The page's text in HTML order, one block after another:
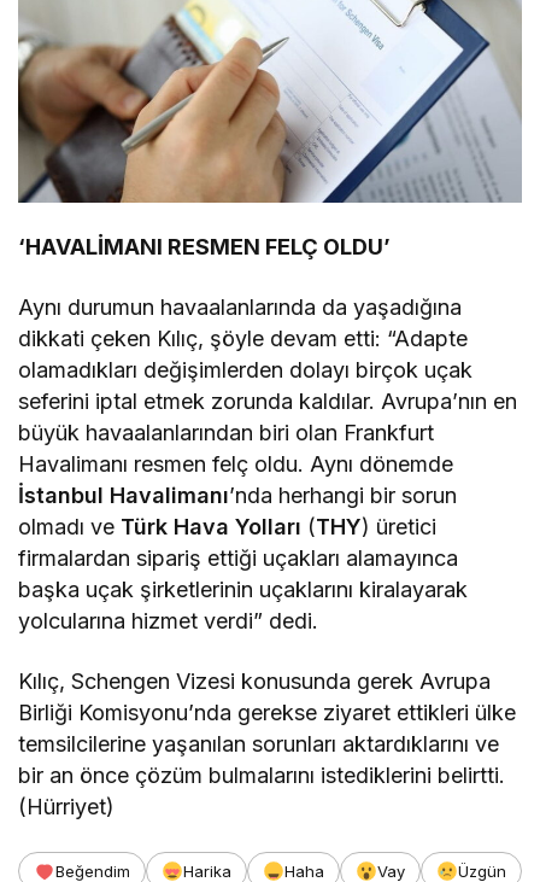
‘HAVALİMANI RESMEN FELÇ OLDU’
Aynı durumun havaalanlarında da yaşadığına
dikkati çeken Kılıç, şöyle devam etti: “Adapte
olamadıkları değişimlerden dolayı birçok uçak
seferini iptal etmek zorunda kaldılar. Avrupa’nın en
büyük havaalanlarından biri olan Frankfurt
Havalimanı resmen felç oldu. Aynı dönemde
İstanbul Havalimanı’nda herhangi bir sorun
olmadı ve Türk Hava Yolları (THY) üretici
firmalardan sipariş ettiği uçakları alamayınca
başka uçak şirketlerinin uçaklarını kiralayarak
yolcularına hizmet verdi” dedi.
Kılıç, Schengen Vizesi konusunda gerek Avrupa
Birliği Komisyonu’nda gerekse ziyaret ettikleri ülke
temsilcilerine yaşanılan sorunları aktardıklarını ve
bir an önce çözüm bulmalarını istediklerini belirtti.
(Hürriyet)
Beğendim Harika Haha Vay
Üzgün